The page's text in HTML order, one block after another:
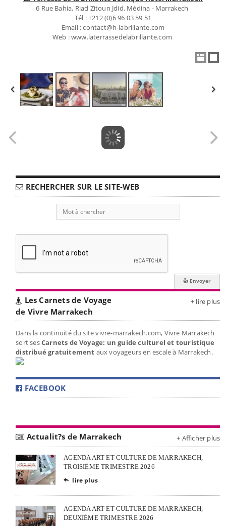
6 Rue Bahia, Riad Zitoun Jdid, Médina - Marrakech
Tél : +212 (0)6 96 03 59 51
Email : contact@h-labrillante.com
Web : www.laterrassedelabrillante.com
RECHERCHER SUR LE SITE-WEB
Les Carnets de Voyage
de Vivre Marrakech
+ lire plus
Dans la continuité du site vivre-marrakech.com, Vivre Marrakech
sort sesCarnets de Voyage: un guide culturel et touristique
distribué gratuitement aux voyageurs en escale à Marrakech.
FACEBOOK
Actualit?s de Marrakech + Afficher plus
AGENDA ART ET CULTURE DE MARRAKECH,
TROISIÈME TRIMESTRE 2026
 lire plus
AGENDA ART ET CULTURE DE MARRAKECH,
DEUXIÈME TRIMESTRE 2026